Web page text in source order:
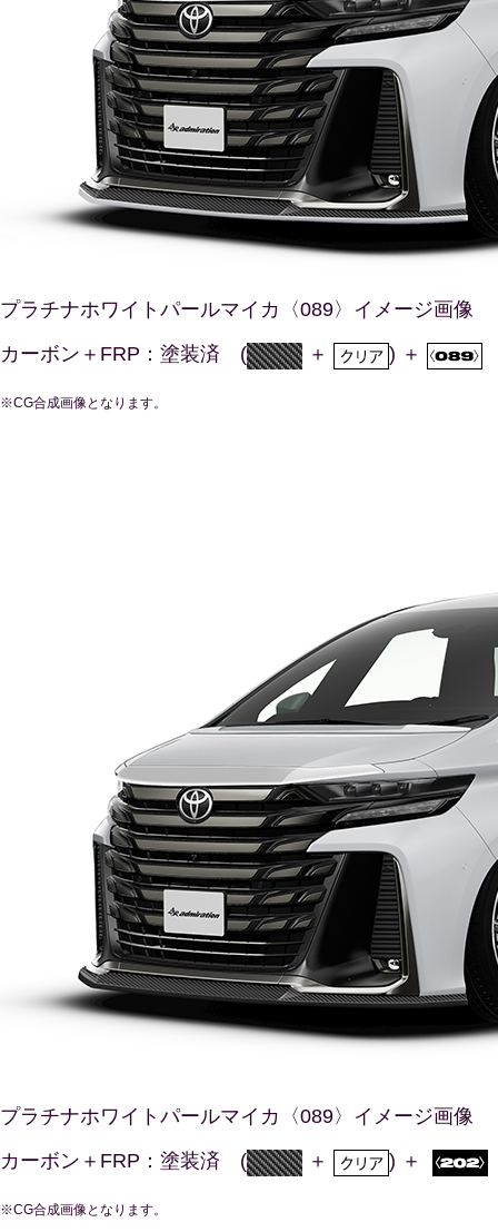
プラチナホワイトパールマイカ〈089〉イメージ画像
カーボン＋FRP：塗装済 ( ＋ ) ＋
※CG合成画像となります。
プラチナホワイトパールマイカ〈089〉イメージ画像
カーボン＋FRP：塗装済 ( ＋ ) ＋
※CG合成画像となります。